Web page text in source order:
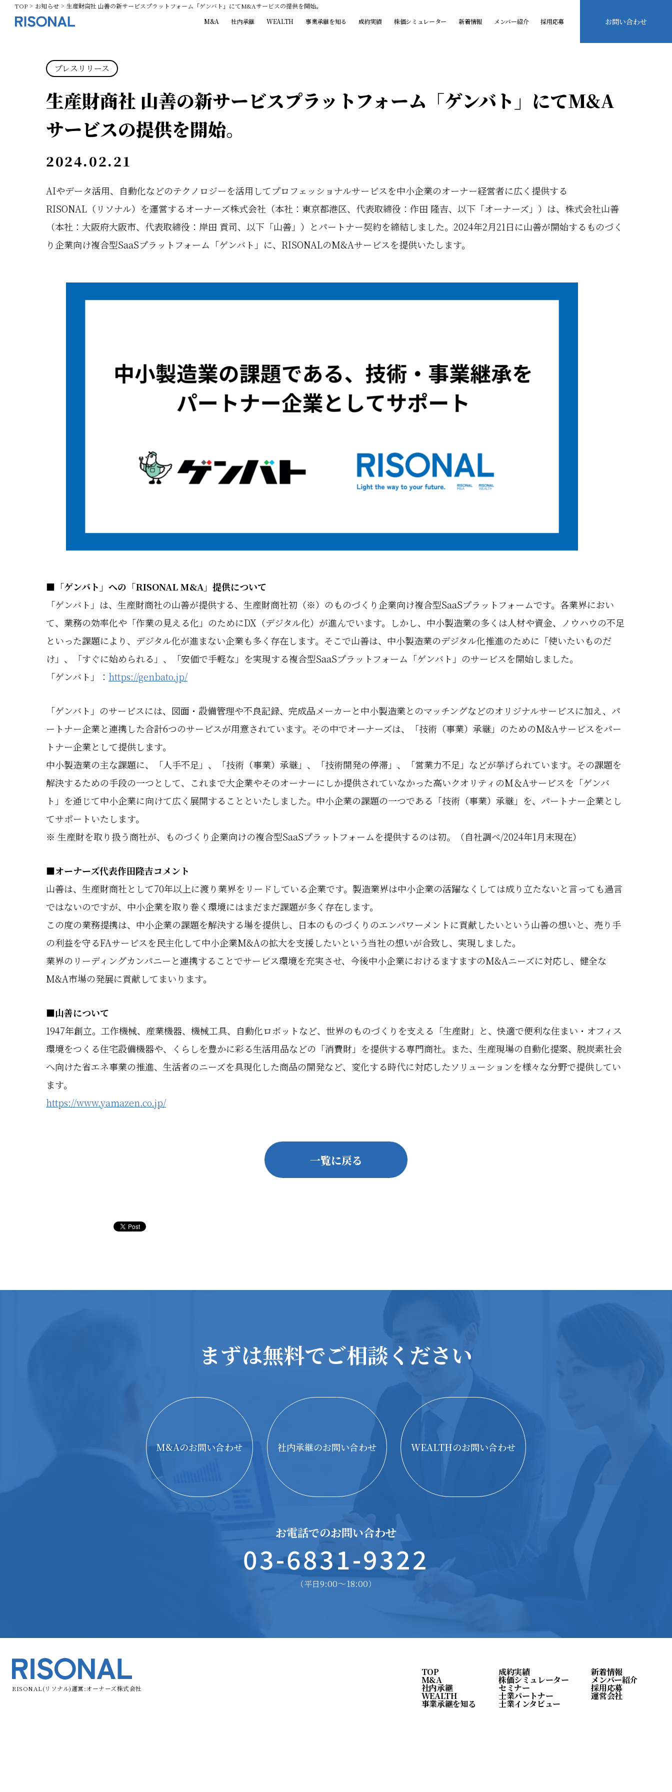
M&A 社内承継 WEALTH 事業承継を知る 成約実績 株価シミュレーター 新着情報 メンバー紹介 採用応募 お問い合わせ
TOP お知らせ 生産財商社 山善の新サービスプラットフォーム「ゲンバト」にてM&Aサービスの提供を開始。
プレスリリース
生産財商社 山善の新サービスプラットフォーム「ゲンバト」にてM&A
サービスの提供を開始。
2024.02.21
AIやデータ活用、自動化などのテクノロジーを活用してプロフェッショナルサービスを中小企業のオーナー経営者に広く提供する
RISONAL（リソナル）を運営するオーナーズ株式会社（本社：東京都港区、代表取締役：作田 隆吉、以下「オーナーズ」）は、株式会社山善
（本社：大阪府大阪市、代表取締役：岸田 貢司、以下「山善」）とパートナー契約を締結しました。2024年2月21日に山善が開始するものづく
り企業向け複合型SaaSプラットフォーム「ゲンバト」に、RISONALのM&Aサービスを提供いたします。
■「ゲンバト」への「RISONAL M&A」提供について
「ゲンバト」は、生産財商社の山善が提供する、生産財商社初（※）のものづくり企業向け複合型SaaSプラットフォームです。各業界におい
て、業務の効率化や「作業の見える化」のためにDX（デジタル化）が進んでいます。しかし、中小製造業の多くは人材や資金、ノウハウの不足
といった課題により、デジタル化が進まない企業も多く存在します。そこで山善は、中小製造業のデジタル化推進のために「使いたいものだ
け」、「すぐに始められる」、「安価で手軽な」を実現する複合型SaaSプラットフォーム「ゲンバト」のサービスを開始しました。
「ゲンバト」： https://genbato.jp/
「ゲンバト」のサービスには、図面・設備管理や不良記録、完成品メーカーと中小製造業とのマッチングなどのオリジナルサービスに加え、パ
ートナー企業と連携した合計6つのサービスが用意されています。その中でオーナーズは、「技術（事業）承継」のためのM&Aサービスをパー
トナー企業として提供します。
中小製造業の主な課題に、「人手不足」、「技術（事業）承継」、「技術開発の停滞」、「営業力不足」などが挙げられています。その課題を
解決するための手段の一つとして、これまで大企業やそのオーナーにしか提供されていなかった高いクオリティのM＆Aサービスを「ゲンバ
ト」を通じて中小企業に向けて広く展開することといたしました。中小企業の課題の一つである「技術（事業）承継」を、パートナー企業とし
てサポートいたします。
※ 生産財を取り扱う商社が、ものづくり企業向けの複合型SaaSプラットフォームを提供するのは初。（自社調べ/2024年1月末現在）
■オーナーズ代表作田隆吉コメント
山善は、生産財商社として70年以上に渡り業界をリードしている企業です。製造業界は中小企業の活躍なくしては成り立たないと言っても過言
ではないのですが、中小企業を取り巻く環境にはまだまだ課題が多く存在します。
この度の業務提携は、中小企業の課題を解決する場を提供し、日本のものづくりのエンパワーメントに貢献したいという山善の想いと、売り手
の利益を守るFAサービスを民主化して中小企業M&Aの拡大を支援したいという当社の想いが合致し、実現しました。
業界のリーディングカンパニーと連携することでサービス環境を充実させ、今後中小企業におけるますますのM&Aニーズに対応し、健全な
M&A市場の発展に貢献してまいります。
■山善について
1947年創立。工作機械、産業機器、機械工具、自動化ロボットなど、世界のものづくりを支える「生産財」と、快適で便利な住まい・オフィス
環境をつくる住宅設備機器や、くらしを豊かに彩る生活用品などの「消費財」を提供する専門商社。また、生産現場の自動化提案、脱炭素社会
へ向けた省エネ事業の推進、生活者のニーズを具現化した商品の開発など、変化する時代に対応したソリューションを様々な分野で提供してい
ます。
https://www.yamazen.co.jp/
一覧に戻る
まずは無料でご相談ください
M&Aのお問い合わせ 社内承継のお問い合わせ WEALTHのお問い合わせ
お電話でのお問い合わせ
03-6831-9322
（平日9:00〜18:00）
RISONAL(リソナル)運営:オーナーズ株式会社
TOP
M&A
社内承継
WEALTH
事業承継を知る
成約実績
株価シミュレーター
セミナー
士業パートナー
士業インタビュー
新着情報
メンバー紹介
採用応募
運営会社